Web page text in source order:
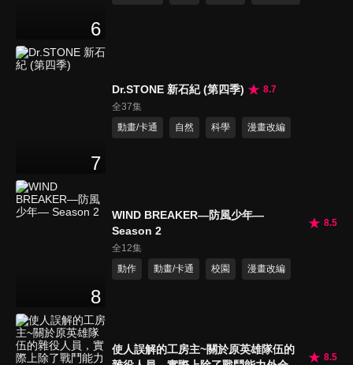
6
7
Dr.STONE 新石紀 (第四季)
8.7
全37集
動畫/卡通
自然 科學 漫畫改編
8
WIND BREAKER—防風少年—
Season 2
8.5
全12集
動作
動畫/卡通 校園 漫畫改編
使人誤解的工房主~關於原英雄隊伍的
8.5